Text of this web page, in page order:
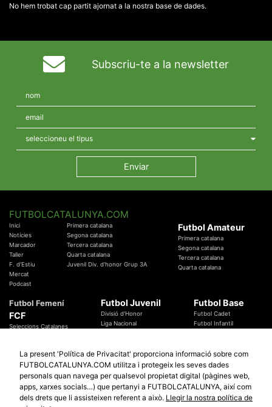
No hem trobat cap partit ajornat a la nostra base de dades.
Subscriu-te a la newsletter
FUTBOLCATALUNYA.COM
Inici
Notícies
Marcador
Taller
F. d'Estiu
Mercat
Podcast
Primera catalana
Segona catalana
Tercera catalana
Quarta catalana
Juvenil Div. d'honor Grup 3A
Futbol Amateur
Primera catalana
Segona catalana
Tercera catalana
Quarta catalana
Futbol Femení
FCF
Seleccions Catalanes
Temes Federatius
Futbol Juvenil
Divisió d'Honor
Liga Nacional
Futbol Base
Futbol Cadet
Futbol Infantil
Futbol Catalunya
Promocions
Sortejos
Participació
Especials
Copa Catalunya Absoluta 2019
Copa del Rei 2019 - 2020
La present 'Política de Privacitat' proporciona informació sobre com
FUTBOLCATALUNYA.COM utilitza i protegeix les seves dades
personals quan navega per qualsevol propietat digital (pàgines web,
apps, xarxes socials…) que pertanyi a FUTBOLCATALUNYA, així com
dels drets que li assisteixen referent a això. Llegir la nostra política de